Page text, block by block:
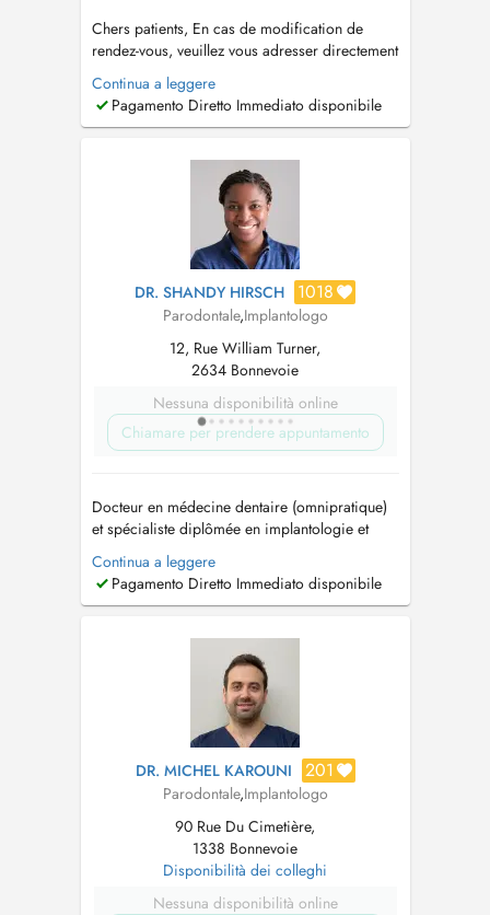
Chers patients, En cas de modification de
rendez-vous, veuillez vous adresser directement
à notre secrétariat au +352 498050. Merci
pour votre compréhension. Diplôme de
Docteur en Médecine Dentaire de l'Université
Parodontologie Formation...
Continua a leggere
Pagamento Diretto Immediato disponibile
DR. SHANDY HIRSCH 1018
Parodontale,Implantologo
12, Rue William Turner,
2634 Bonnevoie
Nessuna disponibilità online
Chiamare per prendere appuntamento
Docteur en médecine dentaire (omnipratique)
et spécialiste diplômée en implantologie et
parodontologie. Pour un rendez-vous en
urgence dans la journée merci de téléphoner
au +352 20 28 75 54. Urgence weekend et
emergencies during weekends and public...
Continua a leggere
Pagamento Diretto Immediato disponibile
DR. MICHEL KAROUNI 201
Parodontale,Implantologo
90 Rue Du Cimetière,
1338 Bonnevoie
Disponibilità dei colleghi
Nessuna disponibilità online